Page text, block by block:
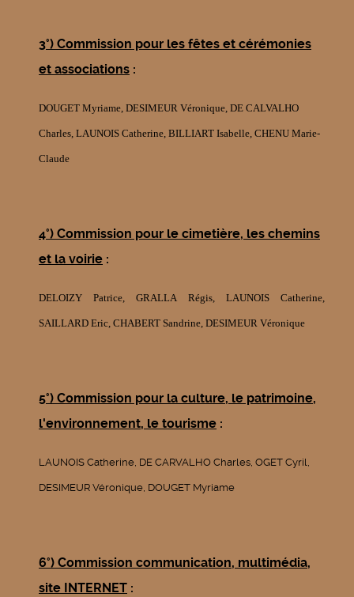
3°) Commission pour les fêtes et cérémonies
et associations :
DOUGET Myriame, DESIMEUR Véronique, DE CALVALHO
Charles, LAUNOIS Catherine, BILLIART Isabelle, CHENU Marie-
Claude
4°) Commission pour le cimetière, les chemins
et la voirie :
DELOIZY Patrice, GRALLA Régis, LAUNOIS Catherine,
SAILLARD Eric, CHABERT Sandrine, DESIMEUR Véronique
5°) Commission pour la culture, le patrimoine,
l'environnement, le tourisme :
LAUNOIS Catherine, DE CARVALHO Charles, OGET Cyril,
DESIMEUR Véronique, DOUGET Myriame
6°) Commission communication, multimédia,
site INTERNET :